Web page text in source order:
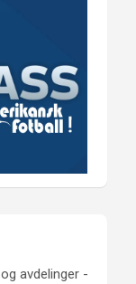
avdelinger -